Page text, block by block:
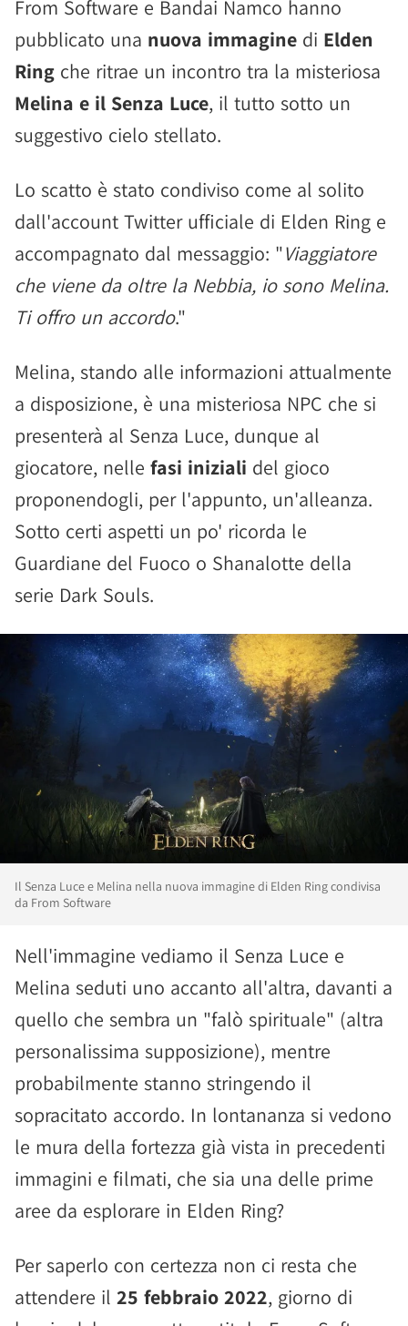
From Software e Bandai Namco hanno
pubblicato una nuova immagine di Elden
Ring che ritrae un incontro tra la misteriosa
Melina e il Senza Luce, il tutto sotto un
suggestivo cielo stellato.
Lo scatto è stato condiviso come al solito
dall'account Twitter ufficiale di Elden Ring e
accompagnato dal messaggio: "Viaggiatore
che viene da oltre la Nebbia, io sono Melina.
Ti offro un accordo."
Melina, stando alle informazioni attualmente
a disposizione, è una misteriosa NPC che si
presenterà al Senza Luce, dunque al
giocatore, nelle fasi iniziali del gioco
proponendogli, per l'appunto, un'alleanza.
Sotto certi aspetti un po' ricorda le
Guardiane del Fuoco o Shanalotte della
serie Dark Souls.
Il Senza Luce e Melina nella nuova immagine di Elden Ring condivisa
da From Software
Nell'immagine vediamo il Senza Luce e
Melina seduti uno accanto all'altra, davanti a
quello che sembra un "falò spirituale" (altra
personalissima supposizione), mentre
probabilmente stanno stringendo il
sopracitato accordo. In lontananza si vedono
le mura della fortezza già vista in precedenti
immagini e filmati, che sia una delle prime
aree da esplorare in Elden Ring?
Per saperlo con certezza non ci resta che
attendere il 25 febbraio 2022, giorno di